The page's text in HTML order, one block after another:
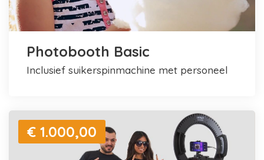
Photobooth Basic
inclusief suikerspinmachine met personeel
€ 1.000,00